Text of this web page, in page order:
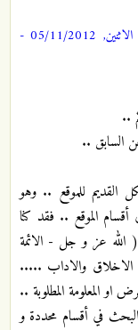
الاثنين, 05/11/2012 -
..
السابق ..
القديم للموقع .. وهو
أقسام الموقع .. فقد كنا
( الله عز و جل - الائمة
الاخلاق والاداب .....
المعلومة المطلوبة ..
في أقسام محددة و